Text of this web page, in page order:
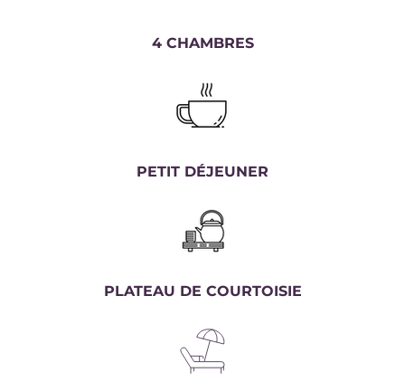
4 CHAMBRES
PETIT DÉJEUNER
PLATEAU DE COURTOISIE